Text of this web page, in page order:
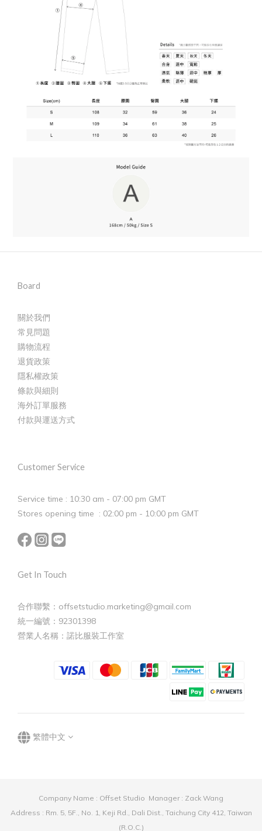
Board
關於我們
常見問題
購物流程
退貨政策
隱私權政策
條款與細則
海外訂單服務
付款與運送方式
Customer Service
Service time : 10:30 am - 07:00 pm GMT
Stores opening time : 02:00 pm - 10:00 pm GMT
Get In Touch
合作聯繫：offsetstudio.marketing@gmail.com
統一編號：92301398
營業人名稱：諾比服裝工作室
繁體中文
Company Name : Offset Studio Manager : Zack Wang
Address : Rm. 5, 5F., No. 1, Keji Rd., Dali Dist., Taichung City 412, Taiwan
(R.O.C.)